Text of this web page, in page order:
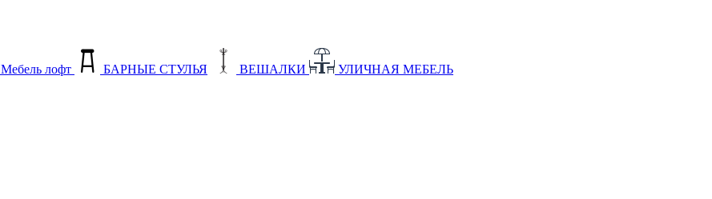
Мебель лофт БАРНЫЕ СТУЛЬЯ ВЕШАЛКИ УЛИЧНАЯ МЕБЕЛЬ